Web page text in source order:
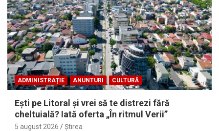
ADMINISTRAȚIE ANUNTURI CULTURĂ
Eşti pe Litoral şi vrei să te distrezi fără
cheltuială? Iată oferta „În ritmul Verii”
5 august 2026 Ştirea